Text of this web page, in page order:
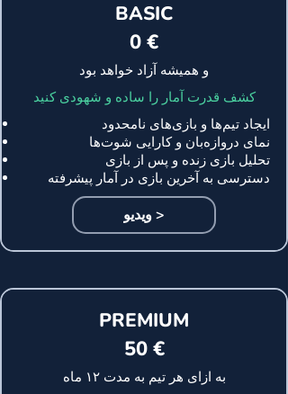
BASIC
0 €
و همیشه آزاد خواهد بود
کشف قدرت آمار را ساده و شهودی کنید
ایجاد تیم‌ها و بازی‌های نامحدود
نمای دروازه‌بان و کارایی شوت‌ها
تحلیل بازی زنده و پس از بازی
دسترسی به آخرین بازی در آمار پیشرفته
ویدیو >
PREMIUM
50 €
به ازای هر تیم به مدت ۱۲ ماه